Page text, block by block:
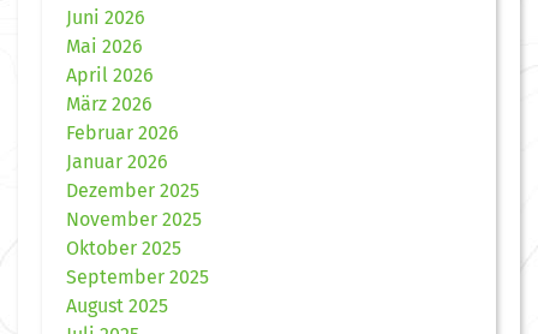
Juni 2026
Mai 2026
April 2026
März 2026
Februar 2026
Januar 2026
Dezember 2025
November 2025
Oktober 2025
September 2025
August 2025